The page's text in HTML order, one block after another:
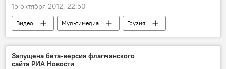
15 октября 2012, 22:50
Видео Мультимедиа
Грузия
ОБЩЕСТВО
НОВОСТИ
Запущена бета-версия флагманского
сайта РИА Новости